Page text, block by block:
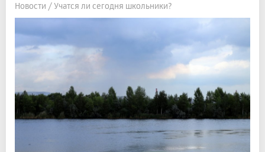
Новости / Учатся ли сегодня школьники?